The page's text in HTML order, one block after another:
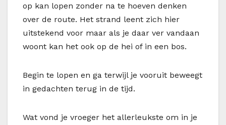
op kan lopen zonder na te hoeven denken
over de route. Het strand leent zich hier
uitstekend voor maar als je daar ver vandaan
woont kan het ook op de hei of in een bos.
Begin te lopen en ga terwijl je vooruit beweegt
in gedachten terug in de tijd.
Wat vond je vroeger het allerleukste om in je